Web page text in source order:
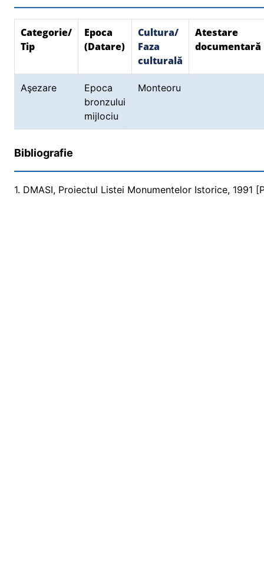
Categorie/
Tip
Epoca
(Datare)
Cultura/
Faza
culturală
Atestare
documentară
Aşezare
Epoca
bronzului
mijlociu
Monteoru
Bibliografie
1. DMASI, Proiectul Listei Monumentelor Istorice, 1991